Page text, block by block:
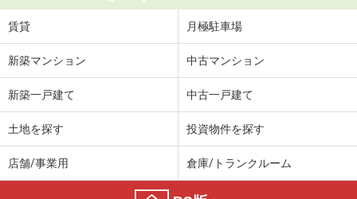
賃貸 月極駐車場
新築マンション 中古マンション
新築一戸建て 中古一戸建て
土地を探す 投資物件を探す
店舗/事業用 倉庫/トランクルーム